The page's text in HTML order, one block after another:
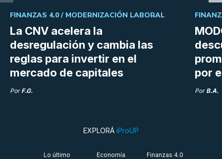
La CNV acelera la
desregulación y cambia las
reglas para invertir en el
mercado de capitales
FINANZAS 4.0 / MODERNIZACIÓN LABORAL
Por F.G.
por
Por B.A.
EXPLORÁ iProUP
Lo último
Economía
Finanzas 4.0